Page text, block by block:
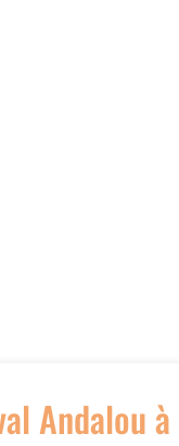
Andalou à